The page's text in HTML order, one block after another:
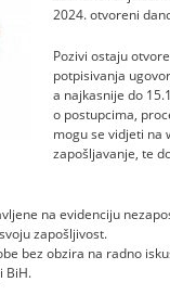
2024. otvoreni
Pozivi ostaju
potpisivanja
a najkasnije do
o postupcima,
mogu se vidjeti na
zapošljavanje, te
na evidenciju
zapošljivost.
bez obzira na radno
BiH.